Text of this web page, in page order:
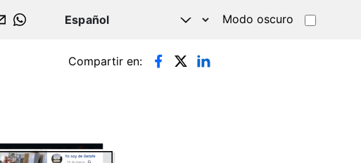
WHATSAPP
Modo oscuro
Compartir en: